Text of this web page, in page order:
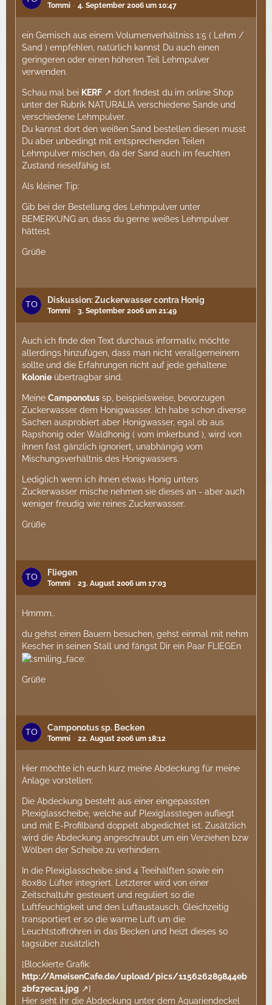
Tommi 4. September 2006 um 10:47
ein Gemisch aus einem Volumenverhältniss 1:5 ( Lehm /
Sand ) empfehlen, natürlich kannst Du auch einen
geringeren oder einen höheren Teil Lehmpulver
verwenden.
Schau mal bei KERF
dort findest du im online Shop
unter der Rubrik NATURALIA verschiedene Sande und
verschiedene Lehmpulver.
Du kannst dort den weißen Sand bestellen diesen musst
Du aber unbedingt mit entsprechenden Teilen
Lehmpulver mischen, da der Sand auch im feuchten
Zustand rieselfähig ist.
Als kleiner Tip:
Gib bei der Bestellung des Lehmpulver unter
BEMERKUNG an, dass du gerne weißes Lehmpulver
hättest.
Grüße
Diskussion: Zuckerwasser contra Honig
Tommi 3. September 2006 um 21:49
Auch ich finde den Text durchaus informativ, möchte
allerdings hinzufügen, dass man nicht verallgemeinern
sollte und die Erfahrungen nicht auf jede gehaltene
Kolonie übertragbar sind.
Meine Camponotus sp, beispielsweise, bevorzugen
Zuckerwasser dem Honigwasser. Ich habe schon diverse
Sachen ausprobiert aber Honigwasser, egal ob aus
Rapshonig oder Waldhonig ( vom imkerbund ), wird von
ihnen fast gänzlich ignoriert, unabhängig vom
Mischungsverhältnis des Honigwassers.
Lediglich wenn ich ihnen etwas Honig unters
Zuckerwasser mische nehmen sie dieses an - aber auch
weniger freudig wie reines Zuckerwasser.
Grüße
Fliegen
Tommi 23. August 2006 um 17:03
Hmmm..
du gehst einen Bauern besuchen, gehst einmal mit nehm
Kescher in seinen Stall und fängst Dir ein Paar FLIEGEn
Grüße
Camponotus sp. Becken
Tommi 22. August 2006 um 18:12
Hier möchte ich euch kurz meine Abdeckung für meine
Anlage vorstellen:
Die Abdeckung besteht aus einer eingepassten
Plexiglasscheibe, welche auf Plexiglasstegen aufliegt
und mit E-Profilband doppelt abgedichtet ist. Zusätzlich
wird die Abdeckung angeschraubt um ein Verziehen bzw
Wölben der Scheibe zu verhindern.
In die Plexiglasscheibe sind 4 Teeihälften sowie ein
80x80 Lüfter integriert. Letzterer wird von einer
Zeitschaltuhr gesteuert und reguliert so die
Luftfeuchtigkeit und den Luftaustausch. Gleichzeitig
transportiert er so die warme Luft um die
Leuchtstoffröhren in das Becken und heizt dieses so
tagsüber zusätzlich
[Blockierte Grafik:
http://AmeisenCafe.de/upload/pics/115626289844eb
2bf27eca1.jpg
]
Hier seht ihr die Abdeckung unter dem Aquariendeckel